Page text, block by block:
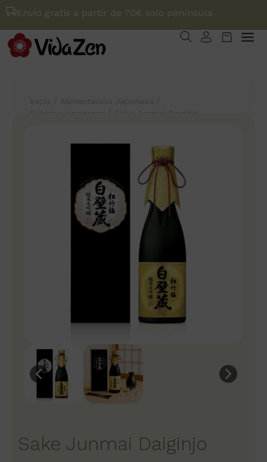
Envío gratis a partir de 70€ solo península
Sake Junmai Daiginjo